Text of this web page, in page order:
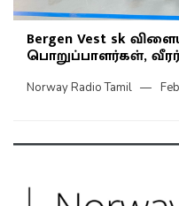
Bergen Vest sk
பொறுப்பாளர்கள்,
Norway Radio Tamil